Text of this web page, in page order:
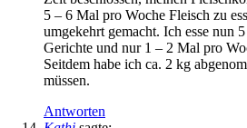
5 – 6 Mal pro Woche Fleisch zu
umgekehrt gemacht. Ich esse nun
Gerichte und nur 1 – 2 Mal pro
Seitdem habe ich ca. 2 kg
müssen.
Antworten